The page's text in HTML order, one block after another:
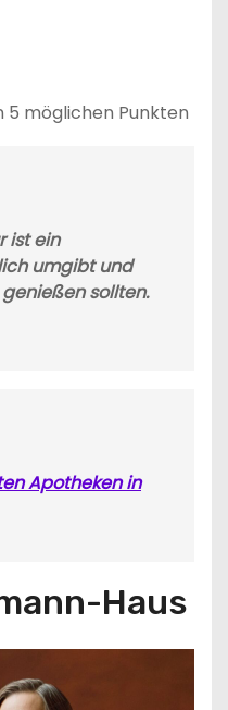
5 möglichen Punkten
ist ein
umgibt und
sollten.
Apotheken in
Haus